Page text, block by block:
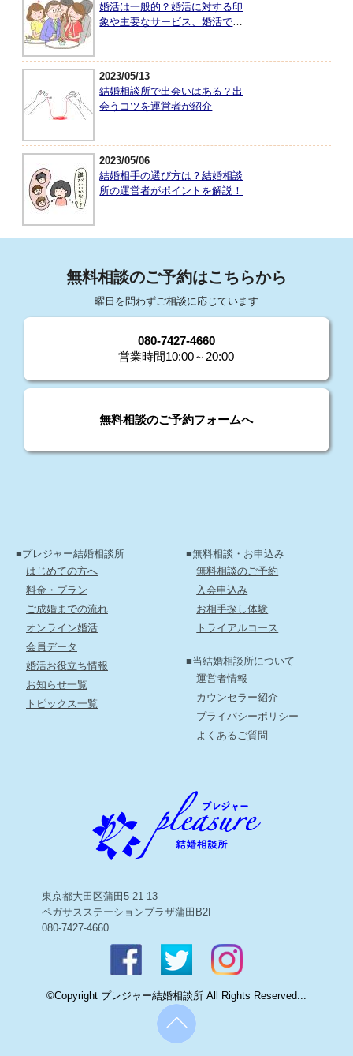
婚活は一般的？婚活に対する印
象や主要なサービス、婚活で大
2023/05/13
結婚相談所で出会いはある？出
会うコツを運営者が紹介
2023/05/06
結婚相手の選び方は？結婚相談
所の運営者がポイントを解説！
無料相談のご予約はこちらから
曜日を問わずご相談に応じています
080-7427-4660
営業時間10:00～20:00
無料相談のご予約フォームへ
■プレジャー結婚相談所
はじめての方へ
料金・プラン
ご成婚までの流れ
オンライン婚活
会員データ
婚活お役立ち情報
お知らせ一覧
トピックス一覧
■無料相談・お申込み
無料相談のご予約
入会申込み
お相手探し体験
トライアルコース
■当結婚相談所について
運営者情報
カウンセラー紹介
プライバシーポリシー
よくあるご質問
東京都大田区蒲田5-21-13
ペガサスステーションプラザ蒲田B2F
080-7427-4660
©Copyright プレジャー結婚相談所 All Rights Reserved...